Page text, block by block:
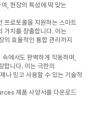
, 현장의 특성에 딱 맞는
로토콜을 지원하는 스마트
가치를 창출합니다. 이는
의 효율적인 통합 관리까지
에서도 완벽하게 작동하며,
합니다. 이는 극한의
나 믿고 사용할 수 있는 기술적
제품 사양서를 다운로드